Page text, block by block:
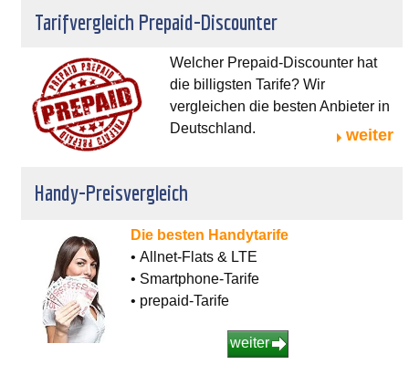
Tarifvergleich Prepaid-Discounter
Welcher Prepaid-Discounter hat
die billigsten Tarife? Wir
vergleichen die besten Anbieter in
Deutschland.
weiter
Handy-Preisvergleich
Die besten Handytarife
• Allnet-Flats & LTE
• Smartphone-Tarife
• prepaid-Tarife
weiter